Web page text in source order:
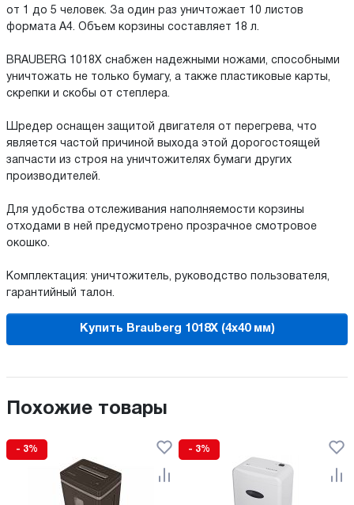
от 1 до 5 человек. За один раз уничтожает 10 листов
формата А4. Объем корзины составляет 18 л.
BRAUBERG 1018X снабжен надежными ножами, способными
уничтожать не только бумагу, а также пластиковые карты,
скрепки и скобы от степлера.
Шредер оснащен защитой двигателя от перегрева, что
является частой причиной выхода этой дорогостоящей
запчасти из строя на уничтожителях бумаги других
производителей.
Для удобства отслеживания наполняемости корзины
отходами в ней предусмотрено прозрачное смотровое
окошко.
Комплектация: уничтожитель, руководство пользователя,
гарантийный талон.
Купить Brauberg 1018X (4х40 мм)
Похожие товары
- 3% - 3%